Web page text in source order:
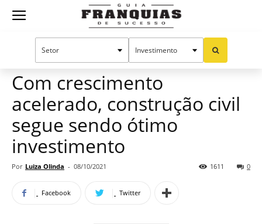
Guia
Sucesso
Mercado de franquias Publieditorial
Com crescimento
acelerado, construção civil
segue sendo ótimo
investimento
Por Luiza Olinda - 08/10/2021 0
1611
Facebook Twitter